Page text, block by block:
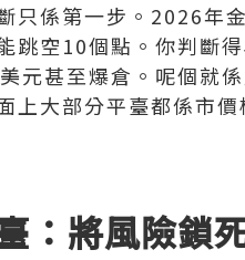
只係第一步。2026年
跳空10個點。你判斷
元甚至爆倉。呢個就
上大部分平臺都係市
：將風險鎖